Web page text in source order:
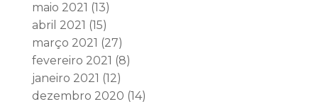
maio 2021 (13)
abril 2021 (15)
março 2021 (27)
fevereiro 2021 (8)
janeiro 2021 (12)
dezembro 2020 (14)